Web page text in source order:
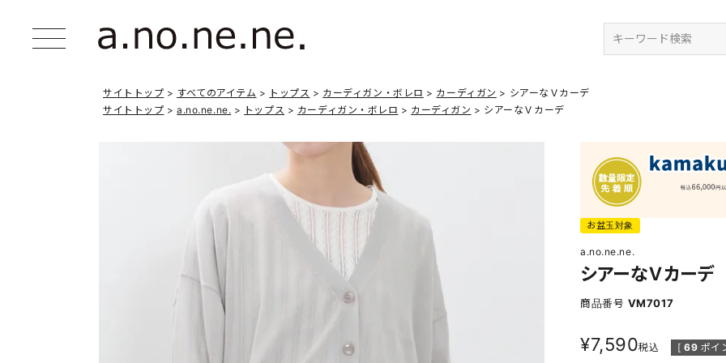
サイトトップ すべてのアイテム トップス カーディガン・ボレロ カーディガン
シアーなＶカーデ
サイトトップ
a.no.ne.ne. トップス カーディガン・ボレロ カーディガン シアーなＶカーデ
お盆玉対象
a.no.ne.ne.
シアーなＶカーデ
商品番号 VM7017
¥7,590税込 [ 69 ポイ